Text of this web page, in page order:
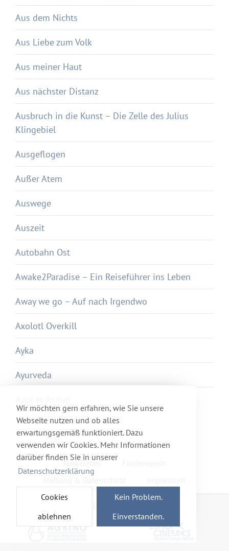
Wir möchten gern erfahren, wie Sie unsere
Webseite nutzen und ob alles
erwartungsgemäß funktioniert. Dazu
verwenden wir Cookies. Mehr Informationen
darüber finden Sie in unserer
Datenschutzerklärung
Cookies
ablehnen
Kein Problem.
Einverstanden.
Aus dem Nichts
Aus Liebe zum Volk
Aus meiner Haut
Aus nächster Distanz
Ausbruch in die Kunst – Die Zelle des Julius
Klingebiel
Ausgeflogen
Außer Atem
Auswege
Auszeit
Autobahn Ost
Awake2Paradise – Ein Reiseführer ins Leben
Away we go – Auf nach Irgendwo
Axolotl Overkill
Ayka
Ayurveda
Newsletter